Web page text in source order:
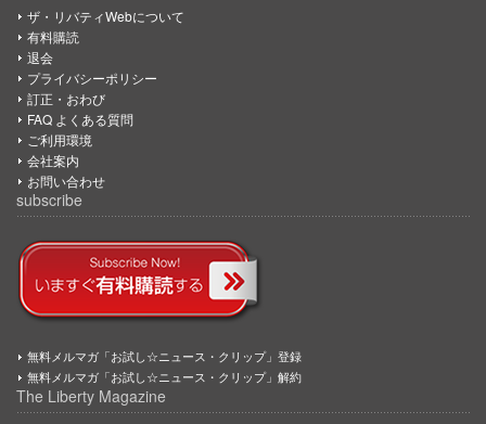
ザ・リバティWebについて
有料購読
退会
プライバシーポリシー
訂正・おわび
FAQ よくある質問
ご利用環境
会社案内
お問い合わせ
subscribe
無料メルマガ「お試し☆ニュース・クリップ」登録
無料メルマガ「お試し☆ニュース・クリップ」解約
The Liberty Magazine